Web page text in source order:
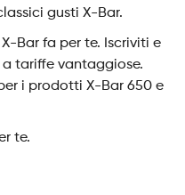
gusti X-Bar.
Bar fa per te. Iscriviti e
tariffe vantaggiose.
i prodotti X-Bar 650 e
te.